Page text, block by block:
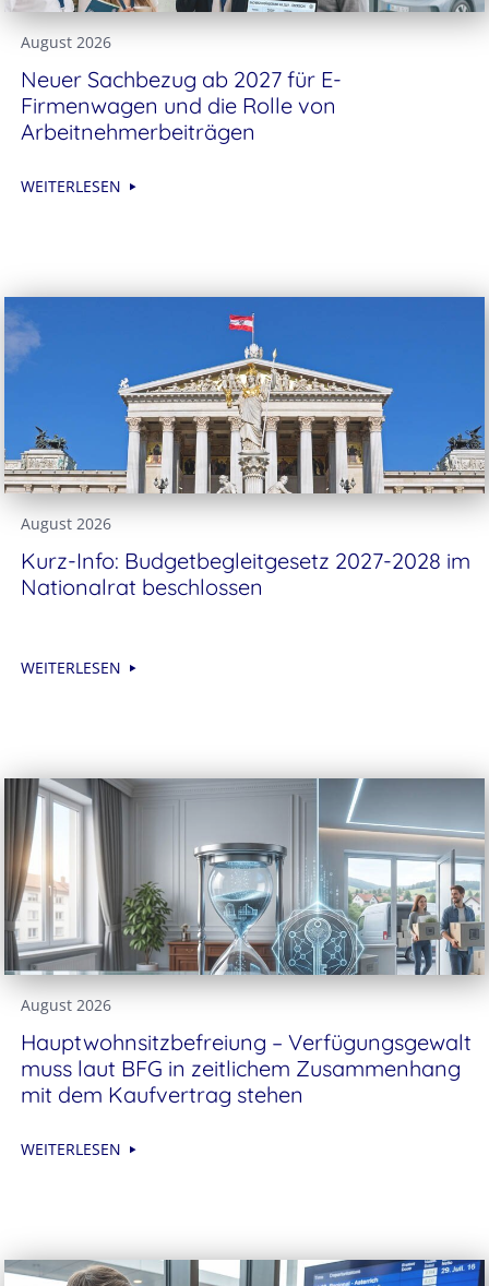
August 2026
Neuer Sachbezug ab 2027 für E-
Firmenwagen und die Rolle von
Arbeitnehmer​­beiträgen
WEITERLESEN
August 2026
Kurz-Info: Budgetbegleitgesetz 2027-2028 im
Nationalrat beschlossen
WEITERLESEN
August 2026
Hauptwohnsitz​­befreiung – Verfügungsgewalt
muss laut BFG in zeitlichem Zusammenhang
mit dem Kaufvertrag stehen
WEITERLESEN